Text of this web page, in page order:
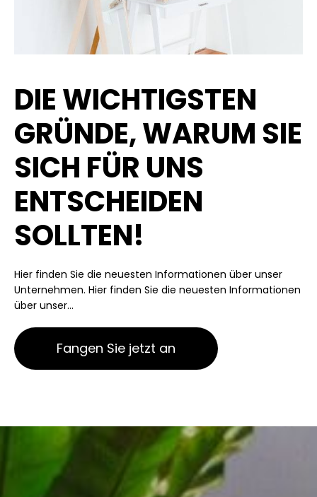
DIE WICHTIGSTEN
GRÜNDE, WARUM SIE
SICH FÜR UNS
ENTSCHEIDEN
SOLLTEN!
Hier finden Sie die neuesten Informationen über unser
Unternehmen. Hier finden Sie die neuesten Informationen
über unser...
Fangen Sie jetzt an